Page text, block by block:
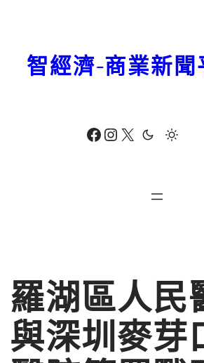
Facebook Instagram X
智經濟-商業新聞
羅湖區人民
與深圳麥芽